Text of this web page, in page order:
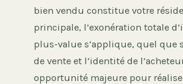
bien vendu constitue votre
principale, l’exonération totale
plus-value s’applique, quel que
de vente et l’identité de
opportunité majeure pour